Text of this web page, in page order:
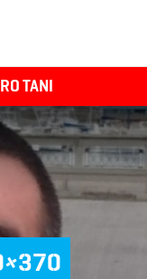
TANI